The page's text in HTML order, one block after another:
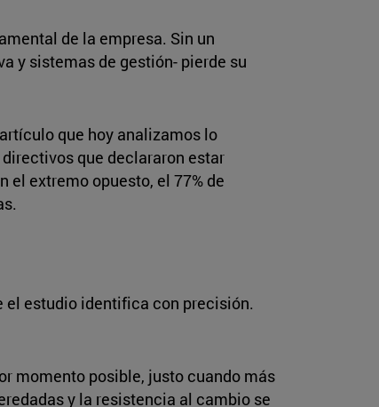
de la empresa. Sin un
y sistemas de gestión- pierde su
que hoy analizamos lo
que declararon estar
extremo opuesto, el 77% de
el estudio identifica con precisión.
momento posible, justo cuando más
y la resistencia al cambio se